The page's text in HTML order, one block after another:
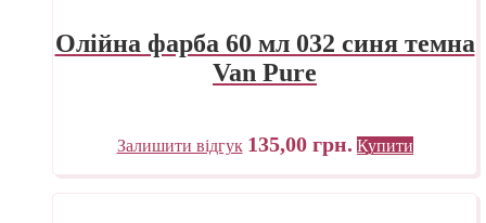
Олійна фарба 60 мл 032 синя темна
Van Pure
Залишити відгук 135,00 грн. Купити